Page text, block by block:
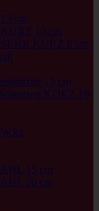
cm
10 cm
KURZ 8 cm
13 cm
KURZ 10
15 cm
20 cm